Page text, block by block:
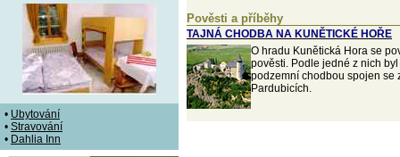
• Ubytování
• Stravování
• Dahlia Inn
Pověsti a příběhy
TAJNÁ CHODBA NA KUNĚTICKÉ HOŘE
O hradu Kunětická Hora se
pověsti. Podle jedné z nich
podzemní chodbou spojen se
Pardubicích.